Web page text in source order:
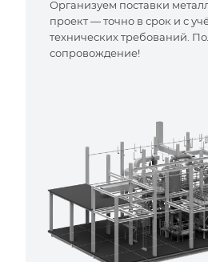
Организуем поставки
проект — точно в срок и с
технических требований.
сопровождение!